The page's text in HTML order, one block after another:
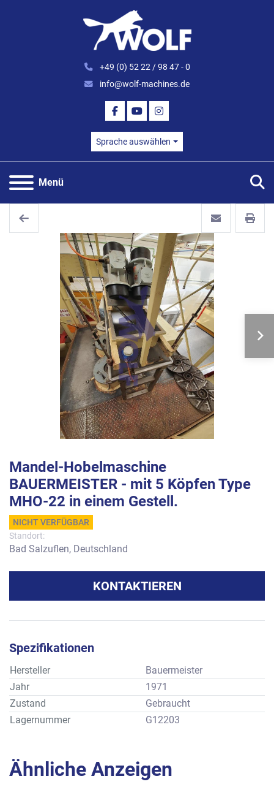
+49 (0) 52 22 / 98 47 - 0
info@wolf-machines.de
FACEBOOK
YOUTUBEINSTAGRAM
Sprache auswählen
Menü
Mandel-Hobelmaschine
BAUERMEISTER - mit 5 Köpfen Type
MHO-22 in einem Gestell.
NICHT VERFÜGBAR
Standort:
Bad Salzuflen, Deutschland
KONTAKTIEREN
Spezifikationen
Hersteller
Bauermeister
Jahr
1971
Zustand
Gebraucht
Lagernummer
G12203
Ähnliche Anzeigen